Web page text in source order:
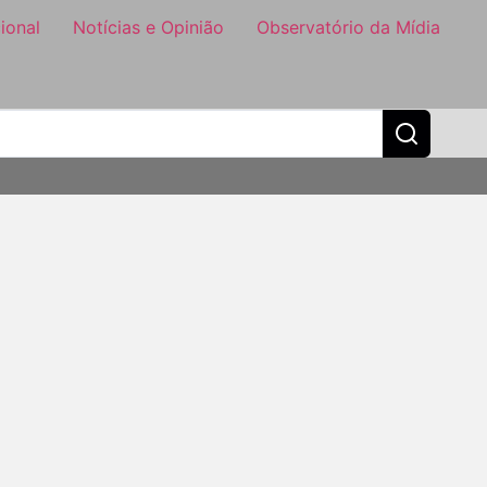
Notícias e Opinião Observatório da Mídia